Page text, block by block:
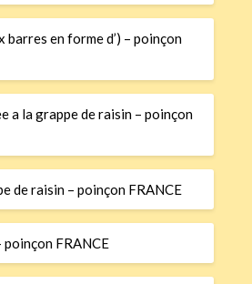
barres en forme d’) – poinçon
a la grappe de raisin – poinçon
de raisin – poinçon FRANCE
poinçon FRANCE